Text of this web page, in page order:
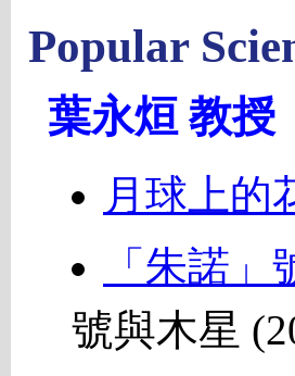
Popular
葉永烜 教授
月球上的
「朱諾
號與木星